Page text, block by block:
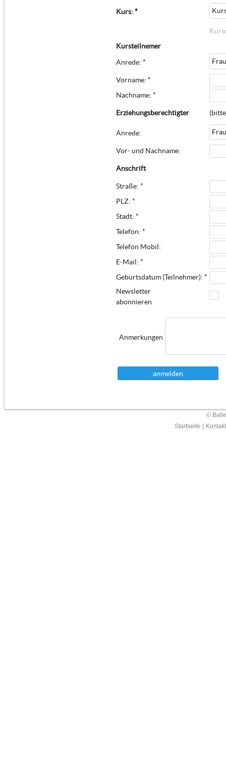
Anmerkungen
anmelden
Kurs: *
Kursteilnemer
Anrede: *
Frau
Vorname: *
Nachname: *
Erziehungsberechtigter
Anrede: Frau
Vor- und Nachname:
Anschrift
Straße: *
PLZ: *
Stadt: *
Telefon: *
Telefon Mobil:
E-Mail: *
Geburtsdatum (Teilnehmer): *
Newsletter
abonnieren
©
Startseite
Kontakt